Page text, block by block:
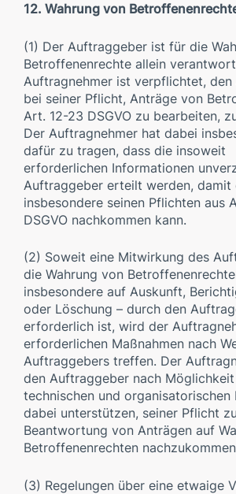
12. Wahrung von
(1) Der Auftraggeber ist für die
Betroffenenrechte allein
Auftragnehmer ist verpflichtet,
bei seiner Pflicht, Anträge von
Art. 12-23 DSGVO zu bearbeiten,
Der Auftragnehmer hat dabei
dafür zu tragen, dass die insoweit
erforderlichen Informationen
Auftraggeber erteilt werden, damit
insbesondere seinen Pflichten aus
DSGVO nachkommen kann.
(2) Soweit eine Mitwirkung des
die Wahrung von
insbesondere auf Auskunft,
oder Löschung – durch den
erforderlich ist, wird der
erforderlichen Maßnahmen nach
Auftraggebers treffen. Der
den Auftraggeber nach
technischen und organisatorischen
dabei unterstützen, seiner Pflicht
Beantwortung von Anträgen auf
Betroffenenrechten
(3) Regelungen über eine etwaige